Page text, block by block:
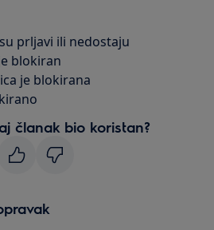
prljavi ili nedostaju
blokiran
je blokirana
članak bio koristan?